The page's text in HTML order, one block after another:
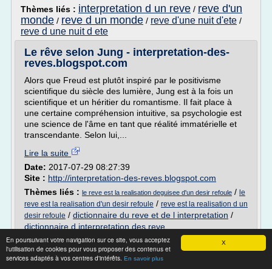
X
En poursuivant votre navigation sur ce site, vous acceptez
l'utilisation de cookies pour vous proposer des contenus et
services adaptés à vos centres d'intérêts. En savoir plus
Thèmes liés : interpretation d un reve / reve d'un
monde / reve d un monde / reve d'une nuit d'ete /
reve d une nuit d ete
Le rêve selon Jung - interpretation-des-
reves.blogspot.com
Alors que Freud est plutôt inspiré par le positivisme
scientifique du siècle des lumière, Jung est à la fois un
scientifique et un héritier du romantisme. Il fait place à
une certaine compréhension intuitive, sa psychologie est
une science de l'âme en tant que réalité immatérielle et
transcendante. Selon lui,...
Lire la suite
Date: 2017-07-29 08:27:39
Site : http://interpretation-des-reves.blogspot.com
Thèmes liés : le reve est la realisation deguisee d'un desir refoule / le
reve est la realisation d'un desir refoule / reve est la realisation d un
desir refoule / dictionnaire du reve et de l interpretation /
dictionnaire d interpretation des reve
Freud et l'addiction de la cocaine -
Questions courantes ...